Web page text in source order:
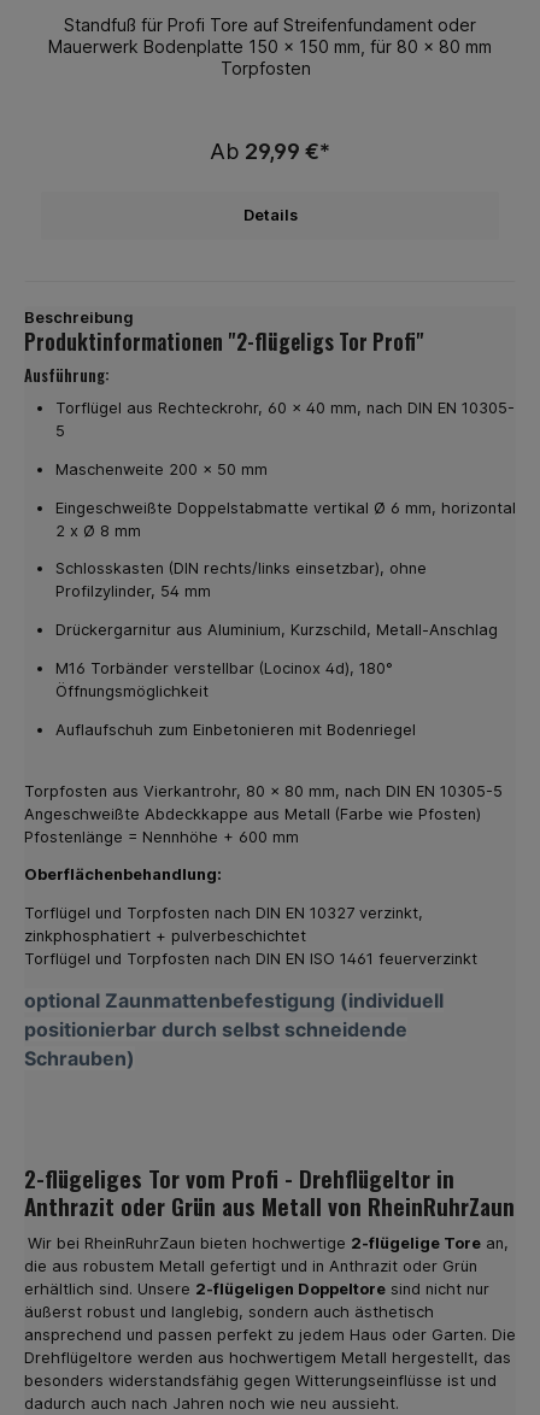
Standfuß für Profi Tore auf Streifenfundament oder
Mauerwerk Bodenplatte 150 x 150 mm, für 80 x 80 mm
Torpfosten
Ab 29,99 €*
Details
Beschreibung
Produktinformationen "2-flügeligs Tor Profi"
Ausführung:
Torflügel aus Rechteckrohr, 60 x 40 mm, nach DIN EN 10305-
5
Maschenweite 200 x 50 mm
Eingeschweißte Doppelstabmatte vertikal Ø 6 mm, horizontal
2 x Ø 8 mm
Schlosskasten (DIN rechts/links einsetzbar), ohne
Profilzylinder, 54 mm
Drückergarnitur aus Aluminium, Kurzschild, Metall-Anschlag
M16 Torbänder verstellbar (Locinox 4d), 180°
Öffnungsmöglichkeit
Auflaufschuh zum Einbetonieren mit Bodenriegel
Torpfosten aus Vierkantrohr, 80 x 80 mm, nach DIN EN 10305-5
Angeschweißte Abdeckkappe aus Metall (Farbe wie Pfosten)
Pfostenlänge = Nennhöhe + 600 mm
Oberflächenbehandlung:
Torflügel und Torpfosten nach DIN EN 10327 verzinkt,
zinkphosphatiert + pulverbeschichtet
Torflügel und Torpfosten nach DIN EN ISO 1461 feuerverzinkt
optional Zaunmattenbefestigung (individuell
positionierbar durch selbst schneidende
Schrauben)
2-flügeliges Tor vom Profi - Drehflügeltor in
Anthrazit oder Grün aus Metall von RheinRuhrZaun
Wir bei RheinRuhrZaun bieten hochwertige 2-flügelige Tore an,
die aus robustem Metall gefertigt und in Anthrazit oder Grün
erhältlich sind. Unsere 2-flügeligen Doppeltore sind nicht nur
äußerst robust und langlebig, sondern auch ästhetisch
ansprechend und passen perfekt zu jedem Haus oder Garten. Die
Drehflügeltore werden aus hochwertigem Metall hergestellt, das
besonders widerstandsfähig gegen Witterungseinflüsse ist und
dadurch auch nach Jahren noch wie neu aussieht.